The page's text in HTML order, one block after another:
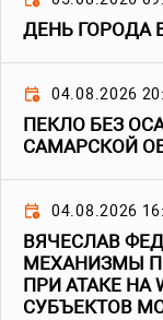
ДЕНЬ ГОРОДА
04.08.2026
ПЕКЛО БЕЗ
САМАРСКОЙ
04.08.2026
ВЯЧЕСЛАВ
МЕХАНИЗМЫ
ПРИ АТАКЕ НА
СУБЪЕКТОВ